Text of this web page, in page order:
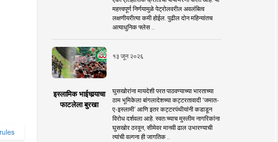
महत्त्वपूर्ण निर्णयामुळे पेट्रोलवरील अवलंबित्व
लक्षणीयरीत्या कमी होईल. पुढील दोन महिन्यांतच
अत्याधुनिक फ्लेस ..
१३ जून २०२६
इस्लामिक भाईचार्‍याचा
फाटलेला बुरखा
घुसखोरांना मायदेशी परत पाठवण्याच्या भारताच्या
ठाम भूमिकेला बांगलादेशच्या कट्टरतावादी ‘जमात-
ए-इस्लामी’ आणि इतर कट्टरपंथीयांनी कडाडून
विरोध दर्शवला आहे. स्वतःच्याच मुस्लीम नागरिकांना
घुसखोर ठरवून, सीमेवर मानवी ढाल उभारण्याची
त्यांची वल्गना ही जागतिक ..